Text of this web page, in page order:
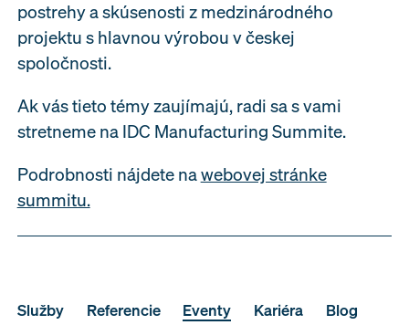
postrehy a skúsenosti z medzinárodného
projektu s hlavnou výrobou v českej
spoločnosti.
Ak vás tieto témy zaujímajú, radi sa s vami
stretneme na IDC Manufacturing Summite.
Podrobnosti nájdete nawebovej stránke
summitu.
Služby Referencie Eventy Kariéra
Blog